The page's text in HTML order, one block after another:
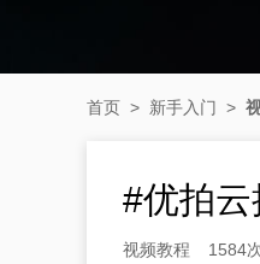
首页 > 新手入门 >
#优拍
视频教程 1584